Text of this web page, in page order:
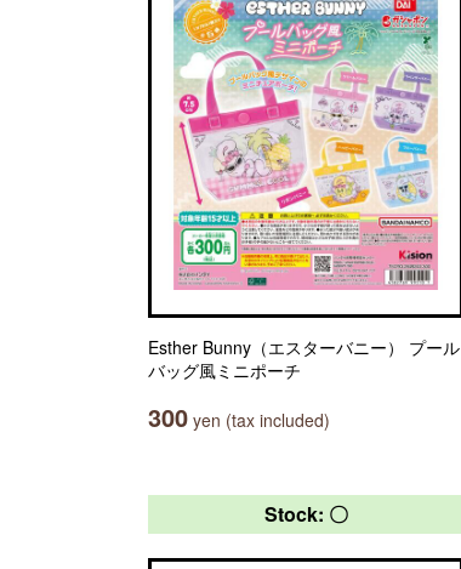
Esther Bunny（エスターバニー） プール
バッグ風ミニポーチ
300 yen (tax included)
Stock: 〇